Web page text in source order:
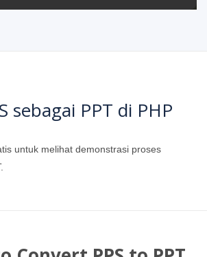
sebagai PPT di PHP
untuk melihat demonstrasi proses